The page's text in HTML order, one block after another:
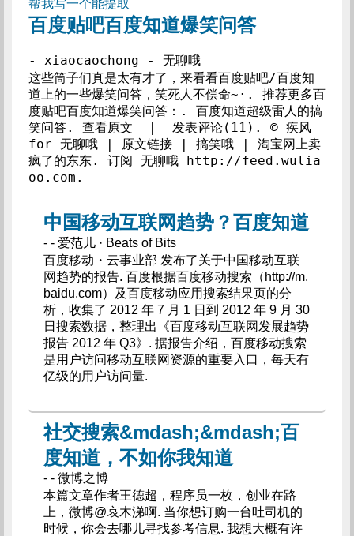
帮我写一个能提取
百度贴吧百度知道爆笑问答
- xiaocaochong - 无聊哦
这些筒子们真是太有才了，来看看百度贴吧/百度知
道上的一些爆笑问答，笑死人不偿命~·. 推荐更多百
度贴吧百度知道爆笑问答：. 百度知道超级雷人的搞
笑问答​​​​​. 查看原文  |  发表评论(11). © 疾风
for 无聊哦 | 原文链接 | 搞笑哦 | 淘宝网上卖
疯了的东东. 订阅 无聊哦 http://feed.wulia
oo.com.
中国移动互联网趋势？百度知道
- - 爱范儿 · Beats of Bits
百度移动・云事业部 发布了关于中国移动互联
网趋势的报告. 百度根据百度移动搜索（http://m.
baidu.com）及百度移动应用搜索结果页的分
析，收集了 2012 年 7 月 1 日到 2012 年 9 月 30
日搜索数据，整理出《百度移动互联网发展趋势
报告 2012 年 Q3》. 据报告介绍，百度移动搜索
是用户访问移动互联网资源的重要入口，每天有
亿级的用户访问量.
社交搜索&mdash;&mdash;百
度知道，不如你我知道
- - 微博之博
本篇文章作者王德超，程序员一枚，创业在路
上，微博@哀木涕啊. 当你想订购一台吐司机的
时候，你会去哪儿寻找参考信息. 我想大概有许